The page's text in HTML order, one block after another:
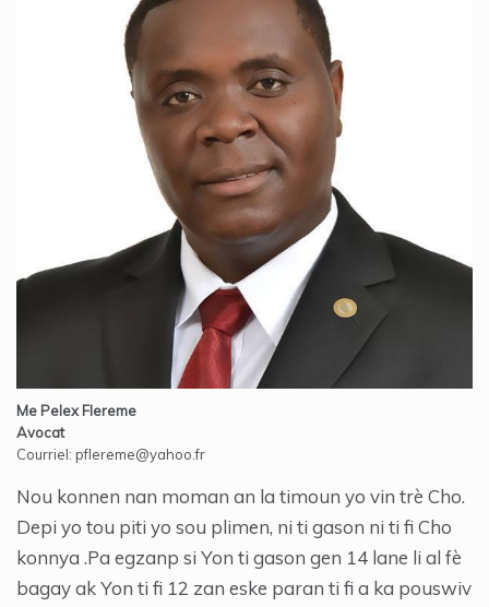
Me Pelex Flereme
Avocat
Courriel: pflereme@yahoo.fr
Nou konnen nan moman an la timoun yo vin trè Cho.
Depi yo tou piti yo sou plimen, ni ti gason ni ti fi Cho
konnya .Pa egzanp si Yon ti gason gen 14 lane li al fè
bagay ak Yon ti fi 12 zan eske paran ti fi a ka pouswiv